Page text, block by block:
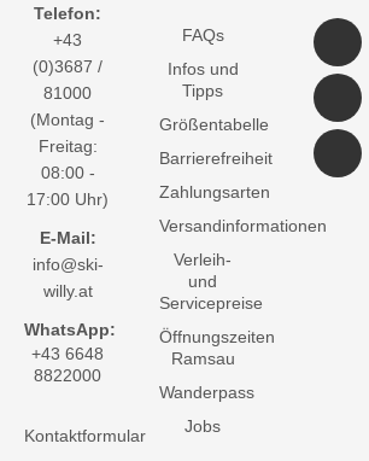
Telefon:
+43
(0)3687 /
81000
(Montag -
Freitag:
08:00 -
17:00 Uhr)
E-Mail:
info@ski-
willy.at
WhatsApp:
+43 6648
8822000
Kontaktformular
FAQs
Infos und
Tipps
Größentabelle
Barrierefreiheit
Zahlungsarten
Versandinformationen
Verleih-
und
Servicepreise
Öffnungszeiten
Ramsau
Wanderpass
Jobs